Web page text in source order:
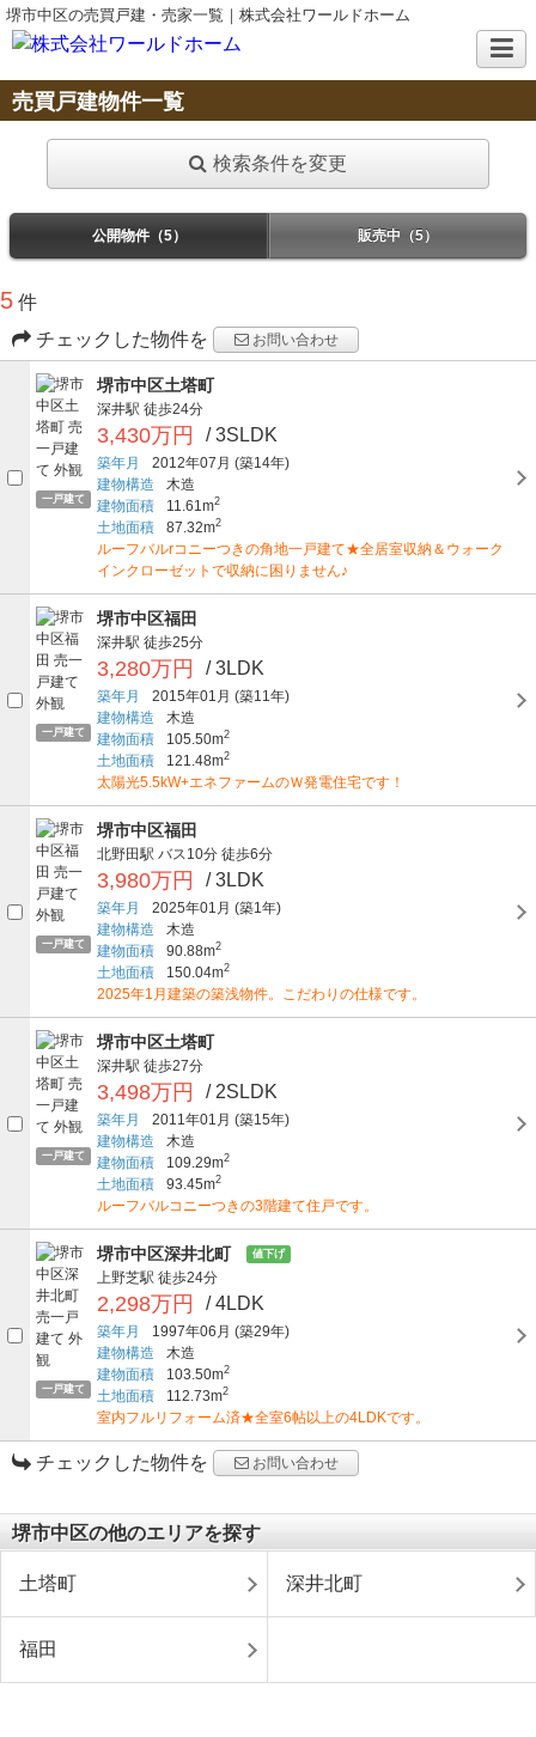
堺市中区の売買戸建・売家一覧｜株式会社ワールドホーム
売買戸建物件一覧
検索条件を変更
公開物件（5） 販売中（5）
5 件
チェックした物件を
お問い合わせ
一戸建て
堺市中区土塔町
深井駅 徒歩24分
3,430万円 / 3SLDK
築年月 2012年07月 (築14年)
建物構造
木造
建物面積
11.61m2
土地面積 87.32m2
ルーフバルrコニーつきの角地一戸建て★全居室収納＆ウォーク
インクローゼットで収納に困りません♪
一戸建て
堺市中区福田
深井駅 徒歩25分
3,280万円 / 3LDK
築年月 2015年01月 (築11年)
建物構造
木造
建物面積
105.50m2
土地面積 121.48m2
太陽光5.5kW+エネファームのＷ発電住宅です！
一戸建て
堺市中区福田
北野田駅 バス10分 徒歩6分
3,980万円 / 3LDK
築年月 2025年01月 (築1年)
建物構造
木造
建物面積
90.88m2
土地面積 150.04m2
2025年1月建築の築浅物件。こだわりの仕様です。
一戸建て
堺市中区土塔町
深井駅 徒歩27分
3,498万円 / 2SLDK
築年月 2011年01月 (築15年)
建物構造
木造
建物面積
109.29m2
土地面積 93.45m2
ルーフバルコニーつきの3階建て住戸です。
一戸建て
堺市中区深井北町 値下げ
上野芝駅 徒歩24分
2,298万円 / 4LDK
築年月 1997年06月 (築29年)
建物構造
木造
建物面積
103.50m2
土地面積 112.73m2
室内フルリフォーム済★全室6帖以上の4LDKです。
チェックした物件を お問い合わせ
堺市中区の他のエリアを探す
土塔町 深井北町
福田